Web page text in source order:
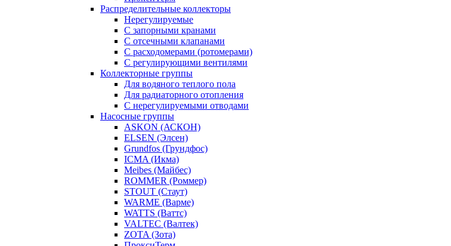
Распределительные коллекторы
Нерегулируемые
С запорными кранами
С отсечными клапанами
С расходомерами (ротомерами)
С регулирующими вентилями
Коллекторные группы
Для водяного теплого пола
Для радиаторного отопления
С нерегулируемыми отводами
Насосные группы
ASKON (АСКОН)
ELSEN (Элсен)
Grundfos (Грундфос)
ICMA (Икма)
Meibes (Майбес)
ROMMER (Роммер)
STOUT (Стаут)
WARME (Варме)
WATTS (Ваттс)
VALTEC (Валтек)
ZOTA (Зота)